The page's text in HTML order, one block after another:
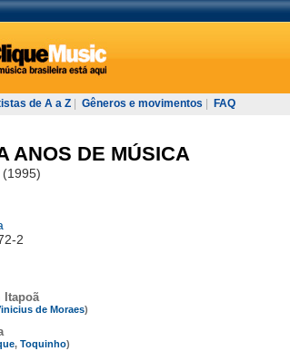
de A a Z Gêneros e movimentos FAQ
ANOS DE MÚSICA
(1995)
2
Itapoã
de Moraes)
, Toquinho)